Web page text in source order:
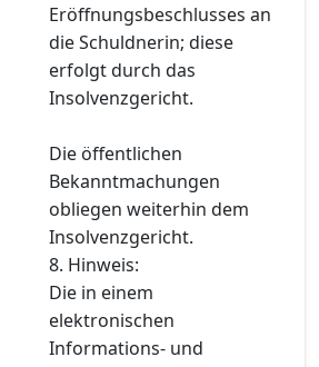
Eröffnungsbeschlusses an
die Schuldnerin; diese
erfolgt durch das
Insolvenzgericht.
Die öffentlichen
Bekanntmachungen
obliegen weiterhin dem
Insolvenzgericht.
8. Hinweis:
Die in einem
elektronischen
Informations- und